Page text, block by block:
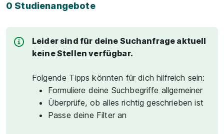
0 Studienangebote
Leider sind für deine Suchanfrage aktuell
keine Stellen verfügbar.
Folgende Tipps könnten für dich hilfreich sein:
Formuliere deine Suchbegriffe allgemeiner
Überprüfe, ob alles richtig geschrieben ist
Passe deine Filter an